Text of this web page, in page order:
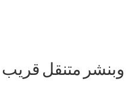
كراج كهرباء وبنشر متنقل قريب